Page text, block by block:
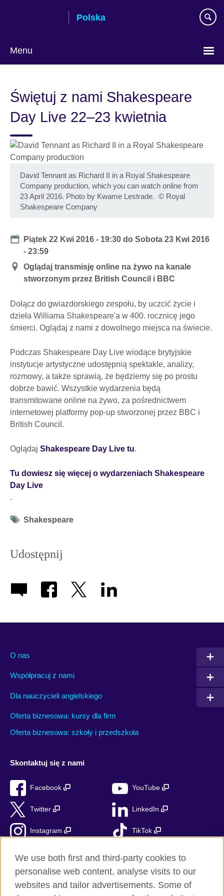
Polska
Menu
Świętuj z nami Shakespeare
Day Live 22–23 kwietnia
David Tennant as Richard II in a Royal Shakespeare
Company production, which you can watch online from
23 April 2016. Photo by Kwame Lestrade. © Royal
Shakespeare Company
Date
Piątek 22 Kwi 2016 - 19:30 doSobota 23 Kwi 2016
- 23:59
Miejsce
Oglądaj transmisję online na żywo na kanale
stworzonym przez British Council i BBC
Dołącz do gwiazdorskiego zespołu, by uczcić życie i
dzieła Williama Shakespeare'a w 400. rocznicę jego
śmierci. Oglądaj z nami z dowolnego miejsca na świecie.
Podczas Shakespeare Day Live wiodące brytyjskie
instytucje artystyczne udostępnią spektakle, analizy,
rozmowy, a także sprawią, że będziemy się po prostu
dobrze bawić. Wszystkie wydarzenia będą
transmitowane online na żywo, za pośrednictwem
internetowej platformy pop-up stworzonej przez BBC i
British Council.
Oglądaj Shakespeare Day Live tu.
Tu dowiesz się więcej o wydarzeniach Shakespeare
Day Live
.
Tag
Shakespeare
Udostępnij
O nas
Współpracuj z nami
Dla nauczycieli angielskiego
Oferta biznesowa: kursy dla firm
Oferta biznesowa: szkoły i przedszkola
Skontaktuj się z nami
Facebook YouTube
Twitter LinkedIn
Instagram TikTok
We use both first and third-party cookies to
personalise web content, analyse visits to our
websites and tailor advertisements. Some of